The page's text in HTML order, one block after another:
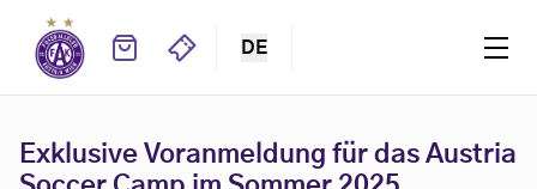
DE
Exklusive Voranmeldung für das Austria